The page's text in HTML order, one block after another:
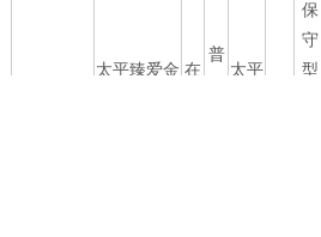
太平臻爱金 在
普
太平
保
守
型